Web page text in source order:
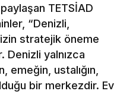
TETSİAD
“Denizli,
stratejik öneme
Denizli yalnızca
emeğin, ustalığın,
bir merkezdir. Ev